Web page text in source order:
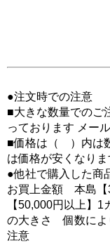
●注文時で
■大きな数量でのご
っております メー
■価格は（ ）内は
は価格が安くなりま
●他社で購入した商
お買上金額 本島【
【50,000円以上】
の大きさ 個数によ
注意